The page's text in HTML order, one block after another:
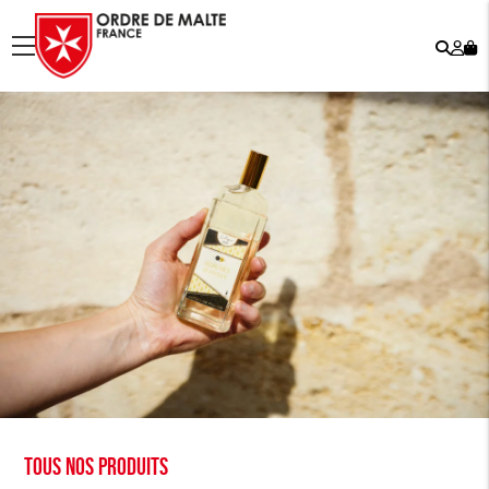
menu
Tous nos produits